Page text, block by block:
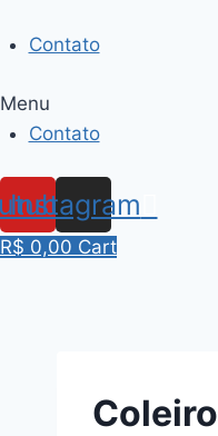
to
Contato
Menu
Contato
Instagram
R$ 0,00 Cart